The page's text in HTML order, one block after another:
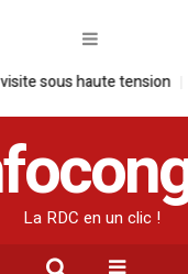
haute tension
La RDC en un clic !